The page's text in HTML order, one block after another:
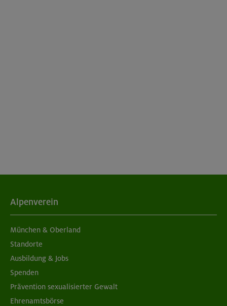
Alpenverein
München & Oberland
Standorte
Ausbildung & Jobs
Spenden
Prävention sexualisierter Gewalt
Ehrenamtsbörse